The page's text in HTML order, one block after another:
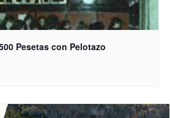
Pesetas con Pelotazo